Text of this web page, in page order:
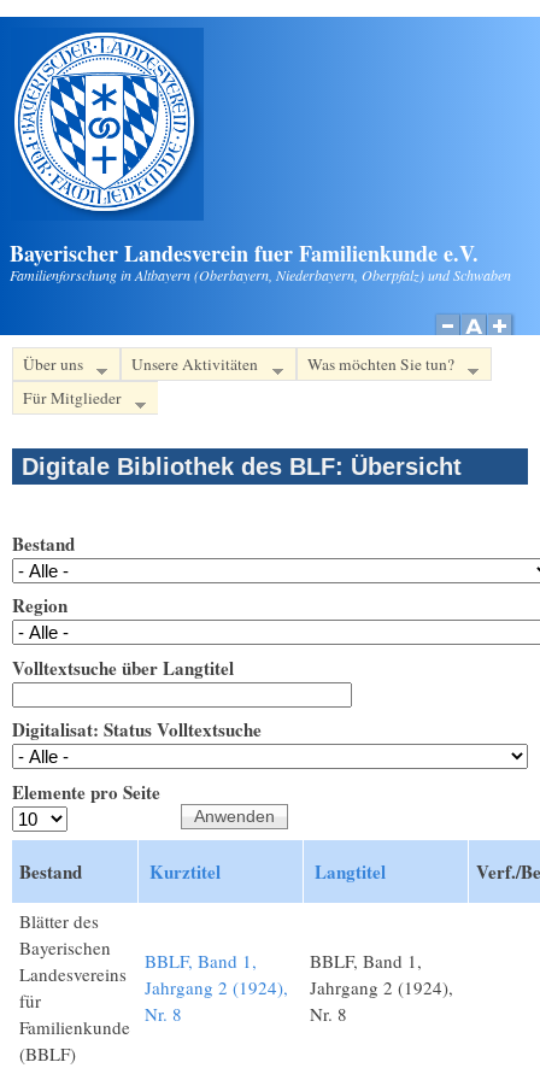
Direkt zum Inhalt
Bayerischer Landesverein fuer Familienkunde e.V.
Familienforschung in Altbayern (Oberbayern, Niederbayern, Oberpfalz) und Schwaben
Über uns Unsere Aktivitäten
Was möchten Sie tun?
Für Mitglieder
Digitale Bibliothek des BLF: Übersicht
Bestand
Region
Volltextsuche über Langtitel
Digitalisat: Status Volltextsuche
Elemente pro Seite
Bestand Kurztitel Langtitel Verf./
Blätter des
Bayerischen
Landesvereins
für
Familienkunde
(BBLF)
BBLF, Band 1,
Jahrgang 2 (1924),
Nr. 8
BBLF, Band 1,
Jahrgang 2 (1924),
Nr. 8